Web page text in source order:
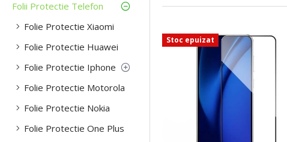
Folii Protectie Telefon
Folie Protectie Xiaomi
Folie Protectie Huawei
Folie Protectie Iphone
Folie Protectie Motorola
Folie Protectie Nokia
Folie Protectie One Plus
Stoc epuizat